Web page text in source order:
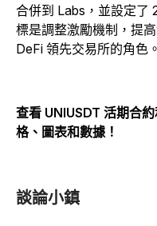
合併到 Labs，並設定了
標是調整激勵機制，提
DeFi 領先交易所的角色。
查看 UNIUSDT 活期合
格、圖表和數據！
談論小鎮